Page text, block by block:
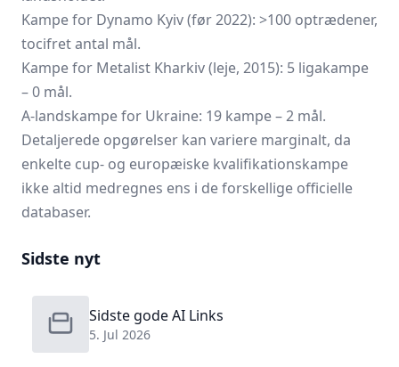
Kampe for Dynamo Kyiv (før 2022): >100 optrædener,
tocifret antal mål.
Kampe for Metalist Kharkiv (leje, 2015): 5 ligakampe
– 0 mål.
A-landskampe for Ukraine: 19 kampe – 2 mål.
Detaljerede opgørelser kan variere marginalt, da
enkelte cup- og europæiske kvalifikationskampe
ikke altid medregnes ens i de forskellige officielle
databaser.
Sidste nyt
Sidste gode AI Links
5. Jul 2026